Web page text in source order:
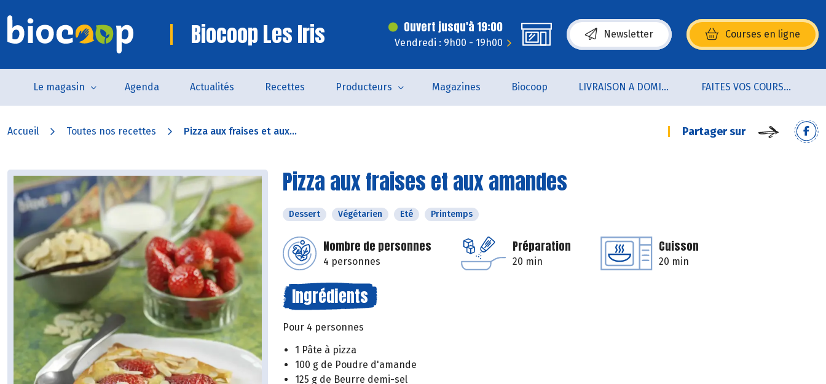
Biocoop Les Iris Ouvert jusqu'à 19:00
Vendredi : 9h00 - 19h00
Newsletter Courses en ligne
(s’ouvre dans une nouvelle fenêtre)
Le magasin Agenda Actualités Recettes Producteurs Magazines Biocoop LIVRAISON A DOMICILE (sur notre click & collect) FAITES VOS COURSES EN LIGNE !
Accueil Toutes nos recettes Pizza aux fraises et aux... Partager sur
Pizza aux fraises et aux amandes
Dessert Végétarien Eté Printemps
Nombre de personnes
4 personnes
Préparation
20 min
Cuisson
20 min
Ingrédients
Pour 4 personnes
1 Pâte à pizza
100 g de Poudre d'amande
125 g de Beurre demi-sel